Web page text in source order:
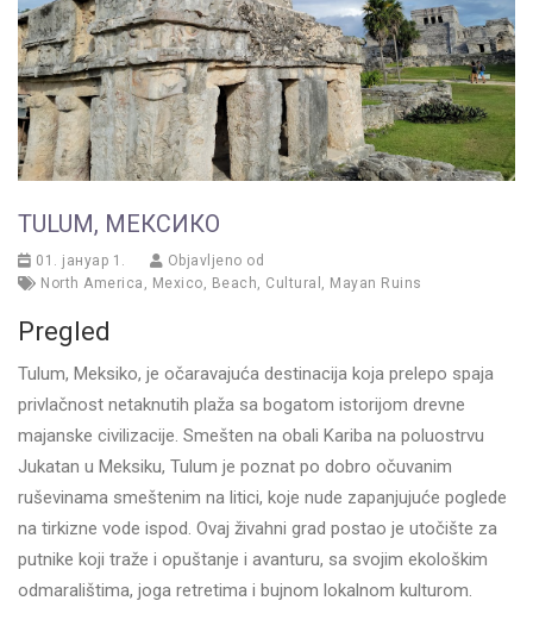
TULUM, МЕКСИКО
01. јануар 1.
Objavljeno od
North America , Mexico, Beach, Cultural , Mayan Ruins
Pregled
Tulum, Meksiko, je očaravajuća destinacija koja prelepo spaja
privlačnost netaknutih plaža sa bogatom istorijom drevne
majanske civilizacije. Smešten na obali Kariba na poluostrvu
Jukatan u Meksiku, Tulum je poznat po dobro očuvanim
ruševinama smeštenim na litici, koje nude zapanjujuće poglede
na tirkizne vode ispod. Ovaj živahni grad postao je utočište za
putnike koji traže i opuštanje i avanturu, sa svojim ekološkim
odmaralištima, joga retretima i bujnom lokalnom kulturom.